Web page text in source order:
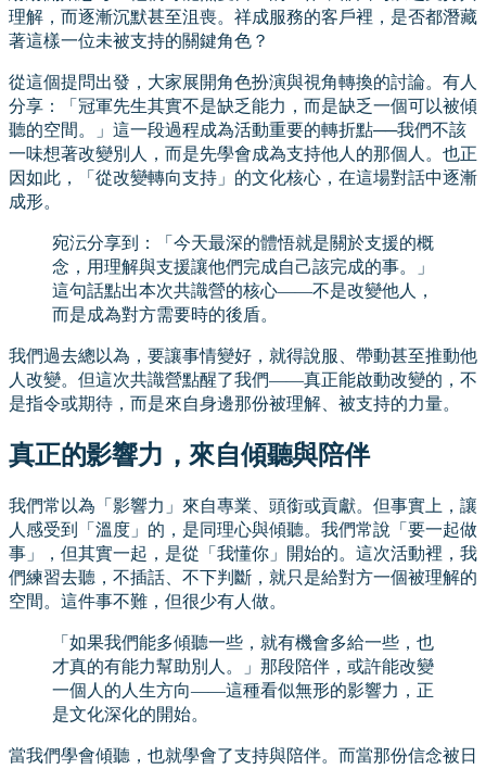
理解，而逐漸沉默甚至沮喪。祥成服務的客戶裡，是否都潛藏
著這樣一位未被支持的關鍵角色？
從這個提問出發，大家展開角色扮演與視角轉換的討論。有人
分享：「冠軍先生其實不是缺乏能力，而是缺乏一個可以被傾
聽的空間。」這一段過程成為活動重要的轉折點──我們不該
一味想著改變別人，而是先學會成為支持他人的那個人。也正
因如此，「從改變轉向支持」的文化核心，在這場對話中逐漸
成形。
宛沄分享到：「今天最深的體悟就是關於支援的概
念，用理解與支援讓他們完成自己該完成的事。」
這句話點出本次共識營的核心——不是改變他人，
而是成為對方需要時的後盾。
我們過去總以為，要讓事情變好，就得說服、帶動甚至推動他
人改變。但這次共識營點醒了我們——真正能啟動改變的，不
是指令或期待，而是來自身邊那份被理解、被支持的力量。
真正的影響力，來自傾聽與陪伴
我們常以為「影響力」來自專業、頭銜或貢獻。但事實上，讓
人感受到「溫度」的，是同理心與傾聽。我們常說「要一起做
事」，但其實一起，是從「我懂你」開始的。這次活動裡，我
們練習去聽，不插話、不下判斷，就只是給對方一個被理解的
空間。這件事不難，但很少有人做。
「如果我們能多傾聽一些，就有機會多給一些，也
才真的有能力幫助別人。」那段陪伴，或許能改變
一個人的人生方向——這種看似無形的影響力，正
是文化深化的開始。
當我們學會傾聽，也就學會了支持與陪伴。而當那份信念被日